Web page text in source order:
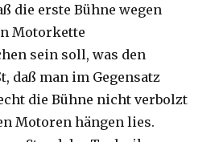
die erste Bühne wegen
Motorkette
sein soll, was den
daß man im Gegensatz
die Bühne nicht verbolzt
Motoren hängen lies.